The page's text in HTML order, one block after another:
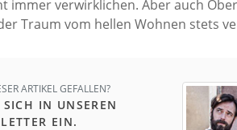
immer verwirklichen. Aber auch
Traum vom hellen Wohnen stets
ARTIKEL GEFALLEN?
IN UNSEREN
EIN.